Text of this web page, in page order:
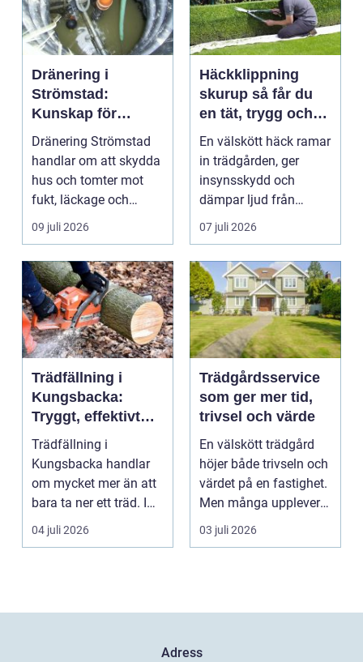
Dränering i
Strömstad:
Kunskap för
tryggare
husgrunder
Dränering Strömstad
handlar om att skydda
hus och tomter mot
fukt, läckage och
l&arin...
09 juli 2026
Häckklippning
skurup så får du
en tät, trygg och
snygg häck året
runt
En välskött häck ramar
in trädgården, ger
insynsskydd och
dämpar ljud från
vägen. Samtidigt kan
häck...
07 juli 2026
Trädfällning i
Kungsbacka:
Tryggt, effektivt
och med omtanke
om hela tomten
Trädfällning i
Kungsbacka handlar
om mycket mer än att
bara ta ner ett träd. I
e...
04 juli 2026
Trädgårdsservice
som ger mer tid,
trivsel och värde
En välskött trädgård
höjer både trivseln och
värdet på en fastighet.
Men många upplever
att tiden, o...
03 juli 2026
Adress